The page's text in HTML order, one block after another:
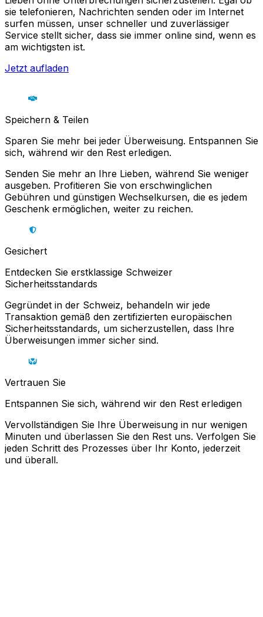
sie telefonieren, Nachrichten senden oder im Internet
surfen müssen, unser schneller und zuverlässiger
Service stellt sicher, dass sie immer online sind, wenn es
am wichtigsten ist.
Jetzt aufladen
Speichern & Teilen
Sparen Sie mehr bei jeder Überweisung. Entspannen Sie
sich, während wir den Rest erledigen.
Senden Sie mehr an Ihre Lieben, während Sie weniger
ausgeben. Profitieren Sie von erschwinglichen
Gebühren und günstigen Wechselkursen, die es jedem
Geschenk ermöglichen, weiter zu reichen.
Gesichert
Entdecken Sie erstklassige Schweizer
Sicherheitsstandards
Gegründet in der Schweiz, behandeln wir jede
Transaktion gemäß den zertifizierten europäischen
Sicherheitsstandards, um sicherzustellen, dass Ihre
Überweisungen immer sicher sind.
Vertrauen Sie
Entspannen Sie sich, während wir den Rest erledigen
Vervollständigen Sie Ihre Überweisung in nur wenigen
Minuten und überlassen Sie den Rest uns. Verfolgen Sie
jeden Schritt des Prozesses über Ihr Konto, jederzeit
und überall.